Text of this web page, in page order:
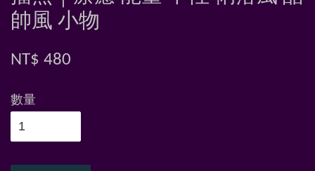
帥風 小物
NT$ 480
數量